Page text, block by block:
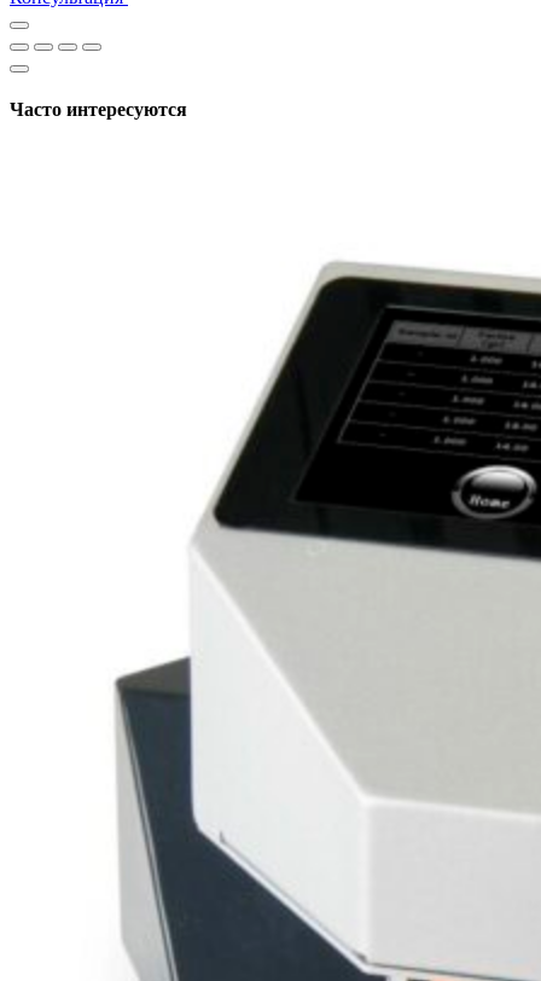
Часто интересуются